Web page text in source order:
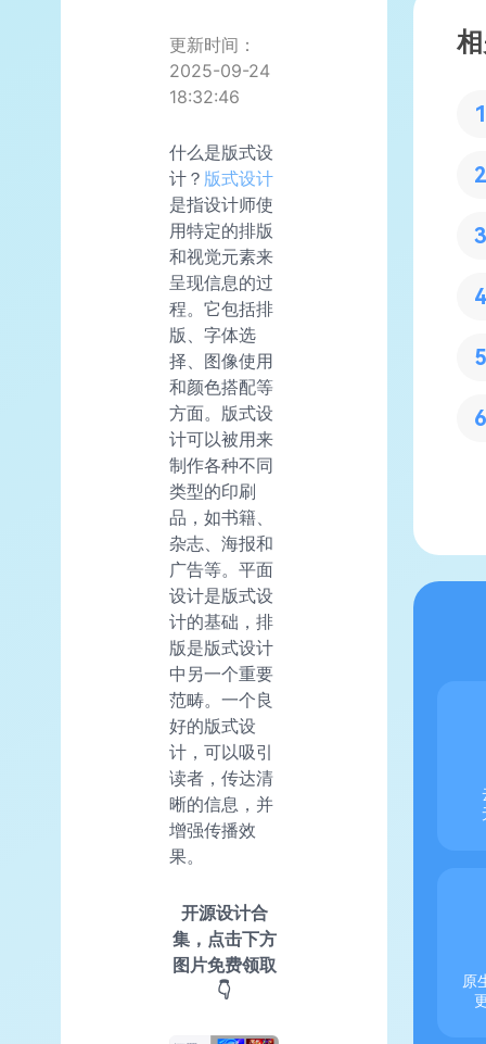
更新时间：
2025-09-24
18:32:46
什么是版式设
计？ 版式设计
是指设计师使
用特定的排版
和视觉元素来
呈现信息的过
程。它包括排
版、字体选
择、图像使用
和颜色搭配等
方面。版式设
计可以被用来
制作各种不同
类型的印刷
品，如书籍、
杂志、海报和
广告等。平面
设计是版式设
计的基础，排
版是版式设计
中另一个重要
范畴。一个良
好的版式设
计，可以吸引
读者，传达清
晰的信息，并
增强传播效
果。
开源设计合
集，点击下方
图片免费领取
👇
原